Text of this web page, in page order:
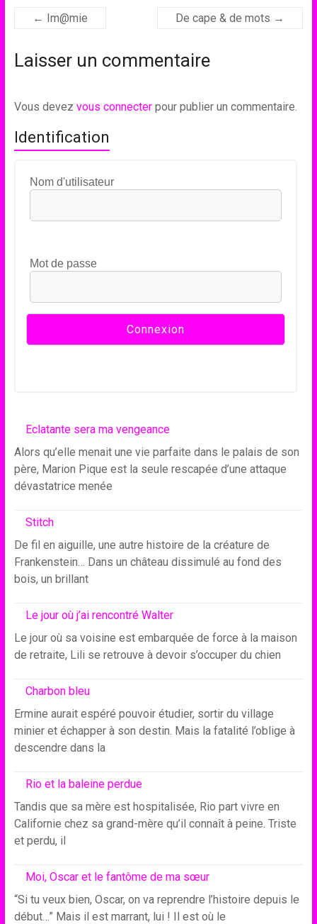
← Im@mie De cape & de mots →
Laisser un commentaire
Vous devez vous connecterpour publier un commentaire.
Identification
Nom d'utilisateur
Mot de passe
Eclatante sera ma vengeance
Alors qu’elle menait une vie parfaite dans le palais de son
père, Marion Pique est la seule rescapée d’une attaque
dévastatrice menée
Stitch
De fil en aiguille, une autre histoire de la créature de
Frankenstein… Dans un château dissimulé au fond des
bois, un brillant
Le jour où j’ai rencontré Walter
Le jour où sa voisine est embarquée de force à la maison
de retraite, Lili se retrouve à devoir s’occuper du chien
Charbon bleu
Ermine aurait espéré pouvoir étudier, sortir du village
minier et échapper à son destin. Mais la fatalité l’oblige à
descendre dans la
Rio et la baleine perdue
Tandis que sa mère est hospitalisée, Rio part vivre en
Californie chez sa grand-mère qu’il connaît à peine. Triste
et perdu, il
Moi, Oscar et le fantôme de ma sœur
“Si tu veux bien, Oscar, on va reprendre l’histoire depuis le
début…” Mais il est marrant, lui ! Il est où le